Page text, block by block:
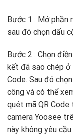
Bước 1 : Mở phần
sau đó chọn dấu
Bước 2 : Chọn
kết đã sao chép ở
Code. Sau đó
công và có thể
quét mã QR
camera Yoosee
này không yêu